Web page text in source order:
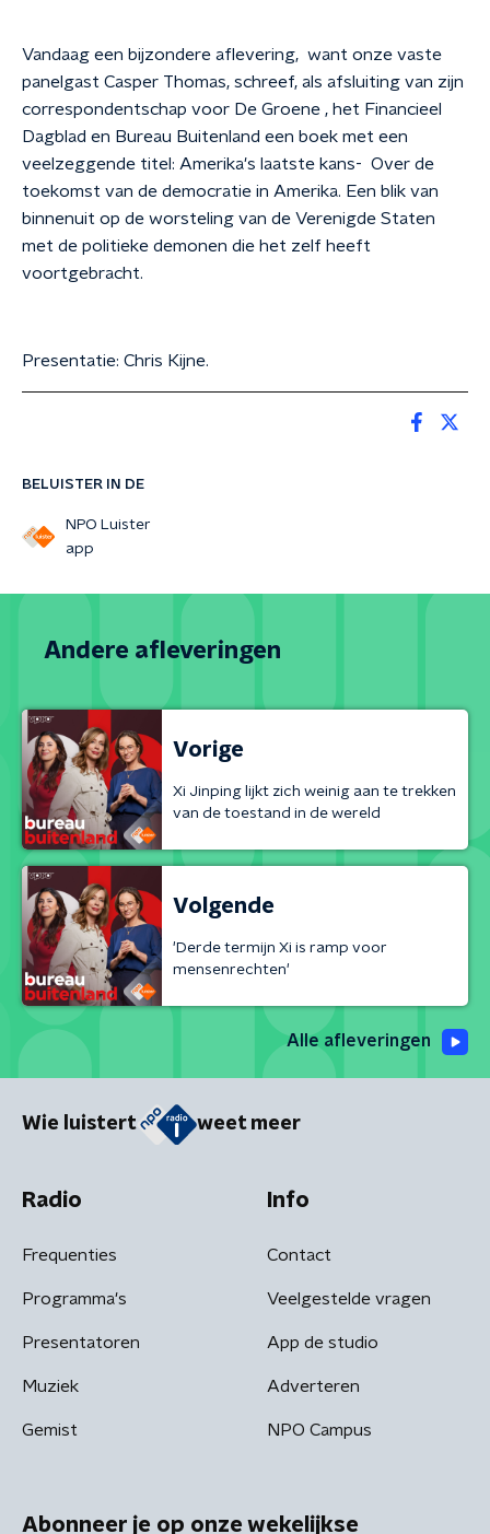
BELUISTER IN DE
NPO Luister
app
Vandaag een bijzondere aflevering, want onze vaste
panelgast Casper Thomas, schreef, als afsluiting van zijn
correspondentschap voor De Groene , het Financieel
Dagblad en Bureau Buitenland een boek met een
veelzeggende titel: Amerika's laatste kans- Over de
toekomst van de democratie in Amerika. Een blik van
binnenuit op de worsteling van de Verenigde Staten
met de politieke demonen die het zelf heeft
voortgebracht.
Presentatie: Chris Kijne.
Andere afleveringen
Vorige
Xi Jinping lijkt zich weinig aan te trekken
van de toestand in de wereld
Volgende
'Derde termijn Xi is ramp voor
mensenrechten'
Alle afleveringen
Wie luistert weet meer
Radio
Frequenties
Programma's
Presentatoren
Muziek
Gemist
Info
Contact
Veelgestelde vragen
App de studio
Adverteren
NPO Campus
Abonneer je op onze wekelijkse